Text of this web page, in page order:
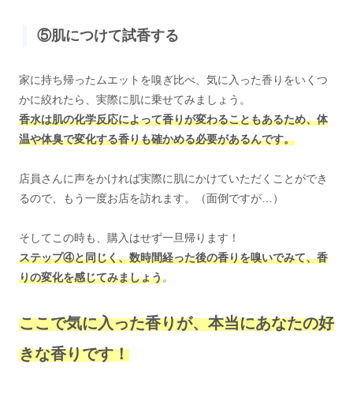
⑤肌につけて試香する
家に持ち帰ったムエットを嗅ぎ比べ、気に入った香りをいくつ
かに絞れたら、実際に肌に乗せてみましょう。
香水は肌の化学反応によって香りが変わることもあるため、体
温や体臭で変化する香りも確かめる必要があるんです。
店員さんに声をかければ実際に肌にかけていただくことができ
るので、もう一度お店を訪れます。（面倒ですが…）
そしてこの時も、購入はせず一旦帰ります！
ステップ④と同じく、数時間経った後の香りを嗅いでみて、香
りの変化を感じてみましょう。
ここで気に入った香りが、本当にあなたの好
きな香りです！